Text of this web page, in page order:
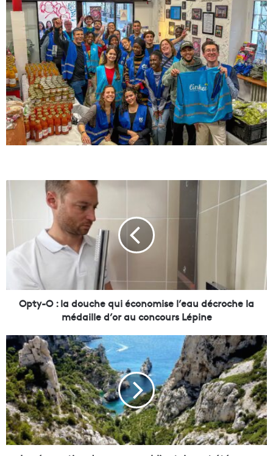
O
a
c
h
e
q
u
i
é
c
o
Opty-O : la douche qui économise l’eau décroche la
médaille d’or au concours Lépine
L
a
r
é
s
e
r
v
a